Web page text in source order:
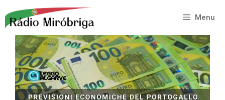
para
conteúdo
Menu